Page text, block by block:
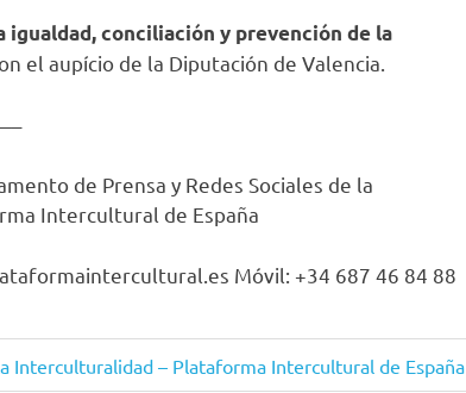
igualdad, conciliación y prevención de la
el aupício de la Diputación de Valencia.
de Prensa y Redes Sociales de la
Intercultural de España
Móvil: +34 687 46 84 88
Interculturalidad – Plataforma Intercultural de España